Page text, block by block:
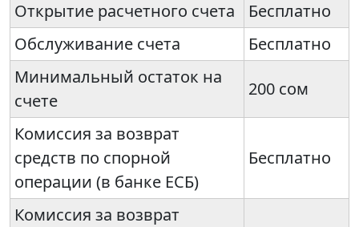
Открытие расчетного счета
Бесплатно
Обслуживание счета
Бесплатно
Минимальный остаток на
счете
200 сом
Комиссия за возврат
средств по спорной
операции (в банке ЕСБ)
Бесплатно
Комиссия за возврат